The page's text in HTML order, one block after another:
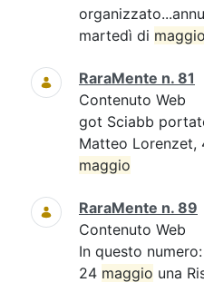
martedì di maggio
RaraMente n. 81
Contenuto Web
got Sciabb
Matteo Lorenzet,
maggio
RaraMente n. 89
Contenuto Web
In questo
24 maggio una